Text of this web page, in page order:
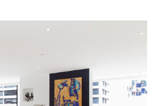
COLINEAL – Especial Interiorismo & Decoración 2026